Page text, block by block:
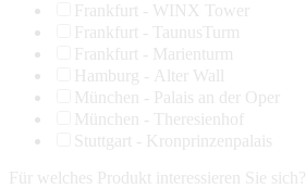
Frankfurt - WINX Tower
Frankfurt - TaunusTurm
Frankfurt - Marienturm
Hamburg - Alter Wall
München - Palais an der Oper
München - Theresienhof
Stuttgart - Kronprinzenpalais
Für welches Produkt interessieren Sie sich?